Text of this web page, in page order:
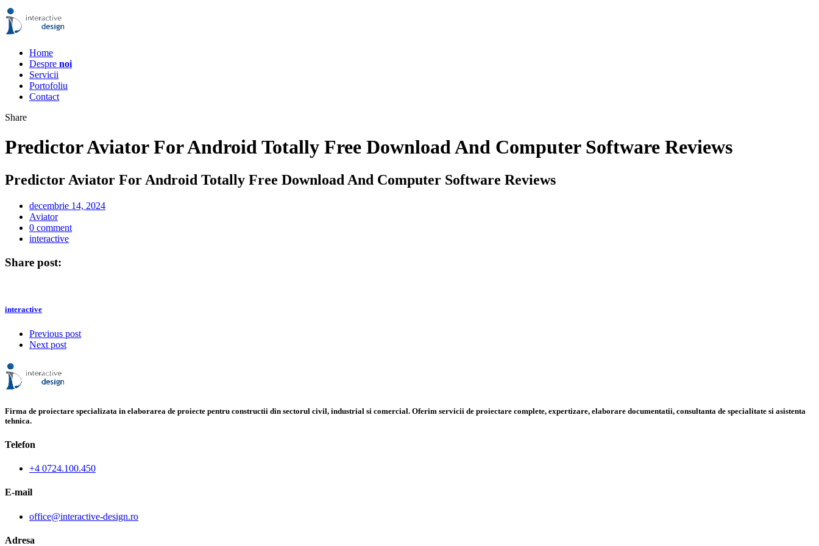
Home
Despre noi
Servicii
Portofoliu
Contact
Share
Predictor Aviator For Android Totally Free Download And Computer Software Reviews
Predictor Aviator For Android Totally Free Download And Computer Software Reviews
decembrie 14, 2024
Aviator
0 comment
interactive
Share post:
interactive
Previous post
Next post
Firma de proiectare specializata in elaborarea de proiecte pentru constructii din sectorul civil, industrial si comercial. Oferim servicii de proiectare complete, expertizare, elaborare documentatii, consultanta de specialitate si asistenta
tehnica.
Telefon
+4 0724.100.450
E-mail
office@interactive-design.ro
Adresa